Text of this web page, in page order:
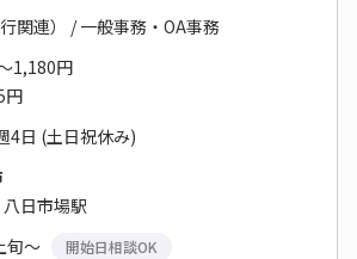
関連） / 一般事務・OA事務
1,180円
円
4日 (土日祝休み)
日市場駅
旬～
開始日相談OK